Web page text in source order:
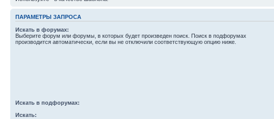
ПАРАМЕТРЫ ЗАПРОСА
Искать в форумах:
Выберите форум или форумы, в которых будет произведен поиск. Поиск в подфорумах
производится автоматически, если вы не отключили соответствующую опцию ниже.
Искать в подфорумах:
Искать: